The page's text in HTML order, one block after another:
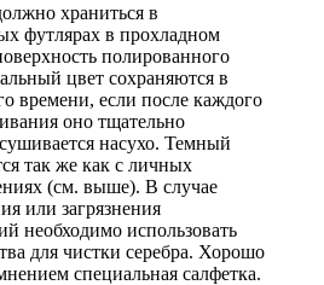
храниться в
футлярах в прохладном
полированного
цвет сохраняются в
времени, если после каждого
оно тщательно
насухо. Темный
так же как с личных
(см. выше). В случае
или загрязнения
необходимо использовать
для чистки серебра. Хорошо
специальная салфетка.